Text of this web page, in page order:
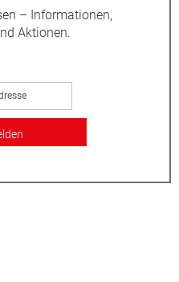
– Informationen,
Aktionen.